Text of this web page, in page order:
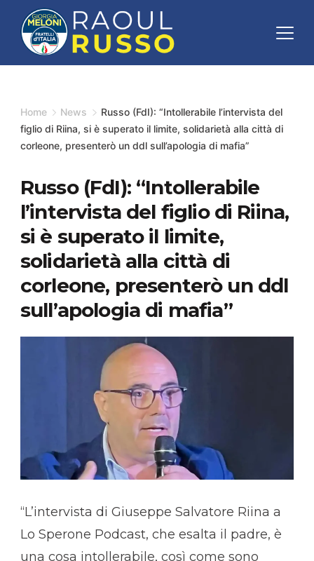
content
Minimal
Agency
Home News
Russo (FdI): “Intollerabile l’intervista del
figlio di Riina, si è superato il limite, solidarietà alla città di
corleone, presenterò un ddl sull’apologia di mafia”
Russo (FdI): “Intollerabile
l’intervista del figlio di Riina,
si è superato il limite,
solidarietà alla città di
corleone, presenterò un ddl
sull’apologia di mafia”
“L’intervista di Giuseppe Salvatore Riina a
Lo Sperone Podcast, che esalta il padre, è
una cosa intollerabile, così come sono